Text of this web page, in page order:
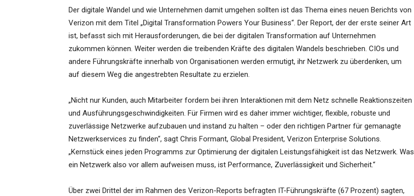
Der digitale Wandel und wie Unternehmen damit umgehen sollten ist das Thema eines neuen Berichts von
Verizon mit dem Titel „Digital Transformation Powers Your Business“. Der Report, der der erste seiner Art
ist, befasst sich mit Herausforderungen, die bei der digitalen Transformation auf Unternehmen
zukommen können. Weiter werden die treibenden Kräfte des digitalen Wandels beschrieben. CIOs und
andere Führungskräfte innerhalb von Organisationen werden ermutigt, ihr Netzwerk zu überdenken, um
auf diesem Weg die angestrebten Resultate zu erzielen.
„Nicht nur Kunden, auch Mitarbeiter fordern bei ihren Interaktionen mit dem Netz schnelle Reaktionszeiten
und Ausführungsgeschwindigkeiten. Für Firmen wird es daher immer wichtiger, flexible, robuste und
zuverlässige Netzwerke aufzubauen und instand zu halten – oder den richtigen Partner für gemanagte
Netzwerkservices zu finden“, sagt Chris Formant, Global President, Verizon Enterprise Solutions.
„Kernstück eines jeden Programms zur Optimierung der digitalen Leistungsfähigkeit ist das Netzwerk. Was
ein Netzwerk also vor allem aufweisen muss, ist Performance, Zuverlässigkeit und Sicherheit.“
Über zwei Drittel der im Rahmen des Verizon-Reports befragten IT-Führungskräfte (67 Prozent) sagten,